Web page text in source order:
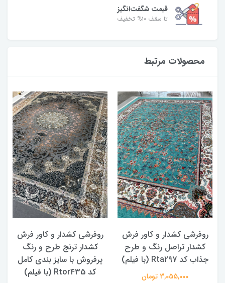
قیمت شگفت‌انگیز
تا سقف ۱۰% تخفیف
محصولات مرتبط
روفرشی کشدار و کاور فرش
کشدار تراصل رنگ و طرح
جذاب کد Rta297 (با فیلم)
3,055,000 تومان
روفرشی کشدار و کاور فرش
کشدار ترنج طرح و رنگ
پرفروش با سایز بندی کامل
کد Rtor435 (با فیلم)